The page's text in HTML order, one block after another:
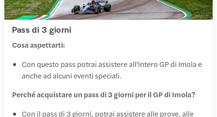
Pass di 3 giorni
Cosa aspettarti:
Con questo pass potrai assistere all'intero GP di Imola e
anche ad alcuni eventi speciali.
Perché acquistare un pass di 3 giorni per il GP di Imola?
Con il pass di 3 giorni, potrai assistere alle prove, alle